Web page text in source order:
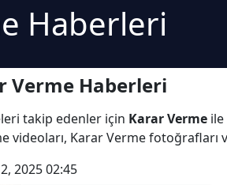
Artvin
Haberleri
Verme Haberleri
takip edenler için Karar Verme
videoları, Karar Verme fotoğrafları
2025 02:45